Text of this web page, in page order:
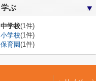
学ぶ
中学校(1件)
小学校(1件)
保育園(1件)